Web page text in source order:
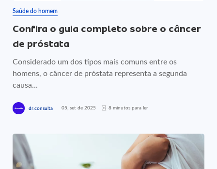
Saúde do homem
Confira o guia completo sobre o câncer
de próstata
Considerado um dos tipos mais comuns entre os
homens, o câncer de próstata representa a segunda
causa...
dr.consulta 05, set de 2025 8 minutos para ler